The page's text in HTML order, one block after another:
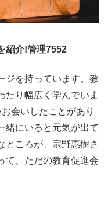
紹介!管理7552
ジを持っています。教
たり幅広く学んでいま
会いしたことがあり
緒にいると元気が出て
ところが、宗野惠樹さ
て、ただの教育促進会